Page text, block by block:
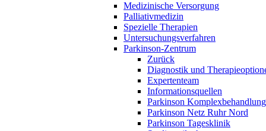
Medizinische Versorgung
Palliativmedizin
Spezielle Therapien
Untersuchungsverfahren
Parkinson-Zentrum
Zurück
Diagnostik und
Expertenteam
Informationsquellen
Parkinson Komplexbehandlung
Parkinson Netz Ruhr Nord
Parkinson Tagesklinik